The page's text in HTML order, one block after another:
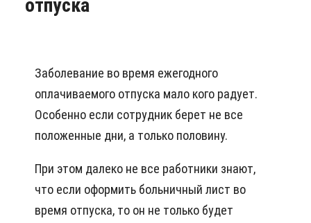
отпуска
Заболевание во время ежегодного
оплачиваемого отпуска мало кого радует.
Особенно если сотрудник берет не все
положенные дни, а только половину.
При этом далеко не все работники знают,
что если оформить больничный лист во
время отпуска, то он не только будет